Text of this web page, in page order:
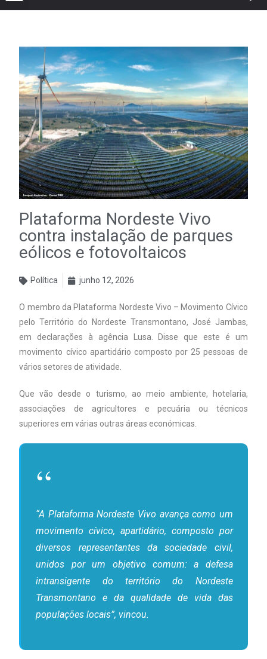
Plataforma Nordeste Vivo
contra instalação de parques
eólicos e fotovoltaicos
Política junho 12, 2026
O membro da Plataforma Nordeste Vivo – Movimento Cívico
pelo Território do Nordeste Transmontano, José Jambas,
em declarações à agência Lusa. Disse que este é um
movimento cívico apartidário composto por 25 pessoas de
vários setores de atividade.
Que vão desde o turismo, ao meio ambiente, hotelaria,
associações de agricultores e pecuária ou técnicos
superiores em várias outras áreas económicas.
“A Plataforma Nordeste Vivo avança como um
movimento cívico, apartidário, composto por
diversos representantes da sociedade civil,
unidos por um objetivo comum: a defesa
intransigente do território do Nordeste
Transmontano e da qualidade de vida das
populações locais”, vincou.